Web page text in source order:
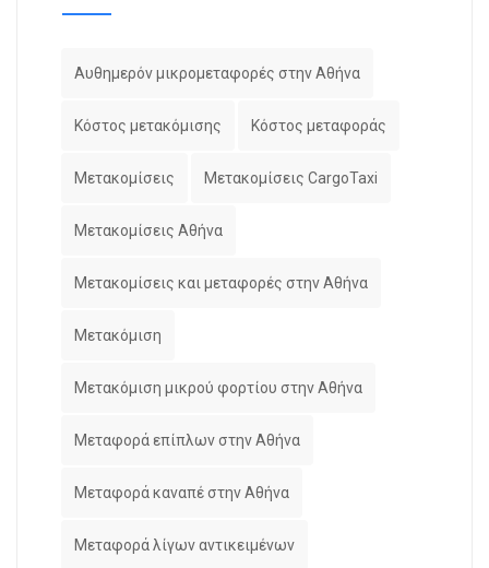
Αυθημερόν μικρομεταφορές στην Αθήνα
Κόστος μετακόμισης Κόστος μεταφοράς
Μετακομίσεις Μετακομίσεις CargoTaxi
Μετακομίσεις Αθήνα
Μετακομίσεις και μεταφορές στην Αθήνα
Μετακόμιση
Μετακόμιση μικρού φορτίου στην Αθήνα
Μεταφορά επίπλων στην Αθήνα
Μεταφορά καναπέ στην Αθήνα
Μεταφορά λίγων αντικειμένων